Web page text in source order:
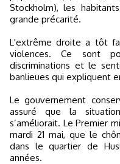
Stockholm), les
grande précarité.
L'extrême droite a tôt
violences. Ce sont
discriminations et le
banlieues qui expliquent
Le gouvernement
assuré que la
s’améliorait. Le Premier
mardi 21 mai, que le
dans le quartier de
années.